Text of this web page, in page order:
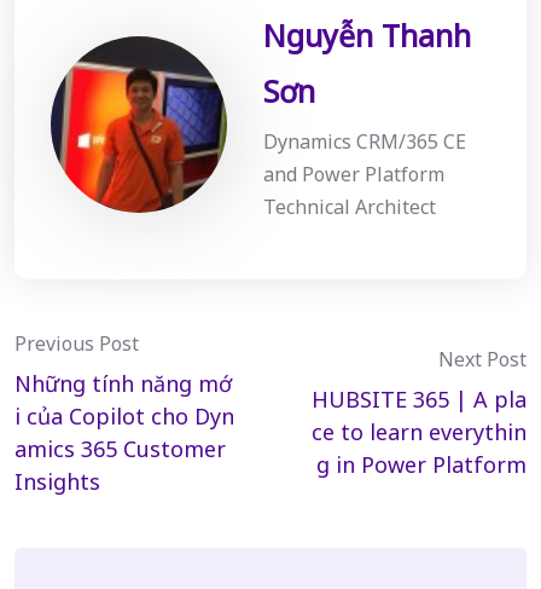
Nguyễn Thanh
Sơn
Dynamics CRM/365 CE
and Power Platform
Technical Architect
Post
navigation
Previous Post
Những tính năng mớ
i của Copilot cho Dyn
amics 365 Customer
Insights
Next Post
HUBSITE 365 | A pla
ce to learn everythin
g in Power Platform